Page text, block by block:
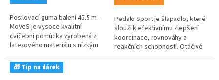
Posilovací guma balení 45,5 m –
MoVeS je vysoce kvalitní
cvičební pomůcka vyrobená z
latexového materiálu s nízkým
obsahem pudru, což zajišťuje
její dlouhou životnost a...
Pedalo Sport je šlapadlo, které
slouží k efektivnímu zlepšení
koordinace, rovnováhy a
reakčních schopností. Otáčivé
šlapací plochy zvyšují náročnost
🎁 Tip na dárek